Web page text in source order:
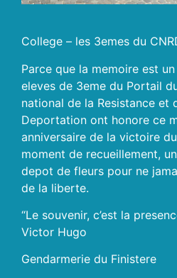
College – les 3emes du
Parce que la memoire est
eleves de 3eme du Portail
national de la Resistance et
Deportation ont honore ce
anniversaire de la victoire
moment de recueillement,
depot de fleurs pour ne
de la liberte.
“Le souvenir, c’est la
Victor Hugo
Gendarmerie du Finistere